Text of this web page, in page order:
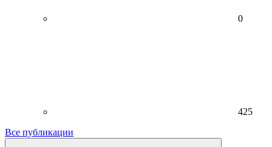
0
425
Все публикации